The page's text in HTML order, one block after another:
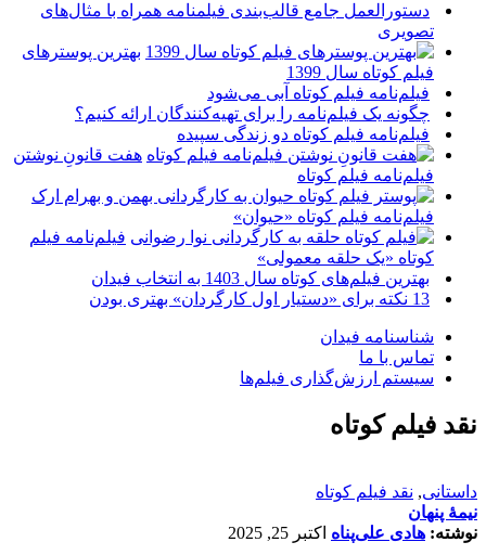
دستورالعمل جامع قالب‌بندی فیلمنامه همراه با مثال‌های
تصویری
بهترین پوسترهای
فیلم کوتاه سال 1399
فیلم‌نامه فیلم کوتاه آبی می‌شود
چگونه یک فیلم‌نامه را برای تهیه‌کنندگان ارائه کنیم؟
فیلم‌نامه فیلم کوتاه دو زندگی سپیده
هفت قانونِ نوشتن
فیلم‌نامه فیلم کوتاه
فیلم‌نامه فیلم کوتاه «حیوان»
فیلم‌نامه فیلم
کوتاه «یک حلقه معمولی»
بهترین فیلم‌های کوتاه سال 1403 به انتخاب فیدان
13 نکته برای «دستیار اول کارگردان» بهتری بودن
شناسنامه فیدان
تماس با ما
سیستم ارزش‌گذاری فیلم‌ها
نقد فیلم کوتاه
داستانی, نقد فیلم کوتاه
نیمۀ پنهان
نوشته: هادی علی‌پناه اکتبر 25, 2025